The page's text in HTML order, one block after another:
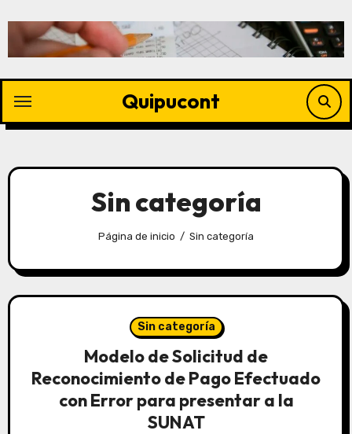
Quipucont
Sin categoría
Página de inicio Sin categoría
Sin categoría
Modelo de Solicitud de
Reconocimiento de Pago Efectuado
con Error para presentar a la
SUNAT